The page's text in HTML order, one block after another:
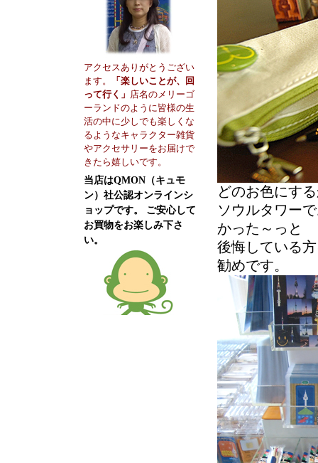
アクセスありがとうござい
ます。
「楽しいことが、回
って行く」 店名のメリーゴ
ーランドのように皆様の生
活の中に少しでも楽しくな
るようなキャラクター雑貨
やアクセサリーをお届けで
きたら嬉しいです。
当店はQMON（キュモ
ン）社公認オンラインシ
ョップです。 ご安心して
お買物をお楽しみ下さ
い。
どのお色にす
ソウルタワー
かった～っと
後悔している
勧めです。